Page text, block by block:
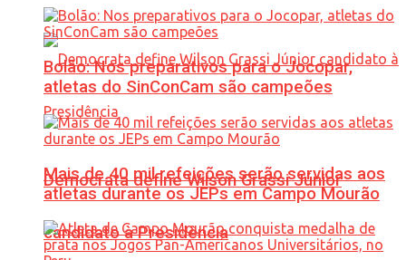
Democrata define Wilson Grassi Júnior
candidato à Presidência
Bolão: Nos preparativos para o Jocopar,
atletas do SinConCam são campeões
Mais de 40 mil refeições serão servidas aos
atletas durante os JEPs em Campo Mourão